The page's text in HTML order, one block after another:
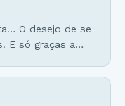
O desejo de se
E só graças a
Os homens